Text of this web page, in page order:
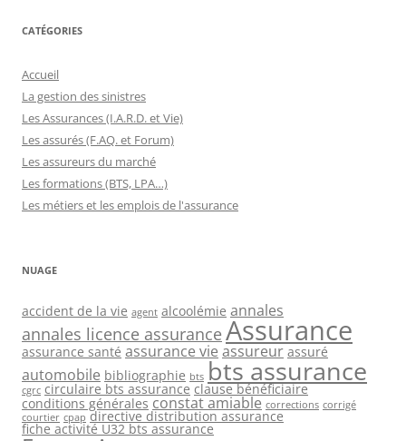
CATÉGORIES
Accueil
La gestion des sinistres
Les Assurances (I.A.R.D. et Vie)
Les assurés (F.AQ. et Forum)
Les assureurs du marché
Les formations (BTS, LPA…)
Les métiers et les emplois de l'assurance
NUAGE
accident de la vie agent alcoolémie annales
annales licence assurance Assurance
assurance santé assurance vie assureur assuré
automobile bibliographie bts bts assurance
cgrc circulaire bts assurance clause bénéficiaire
conditions générales constat amiable corrections corrigé
courtier cpap directive distribution assurance
fiche activité U32 bts assurance